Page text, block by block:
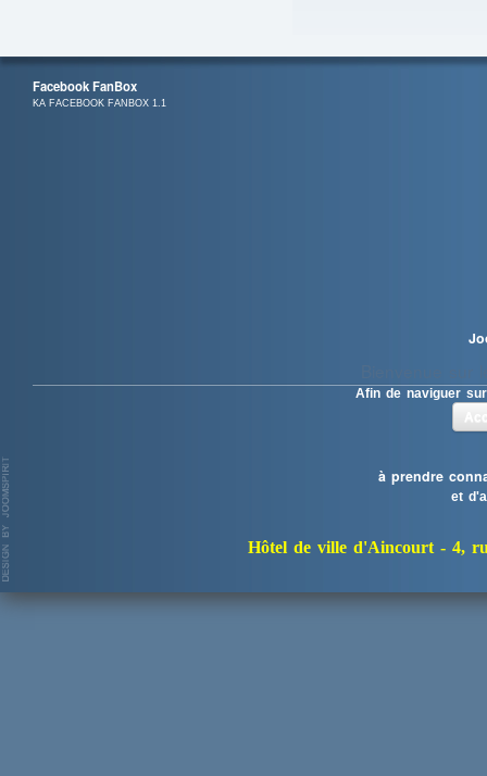
Facebook FanBox
KA FACEBOOK FANBOX 1.1
Afin de naviguer
à prendre
et
Hôtel de ville d'Aincourt - 4,